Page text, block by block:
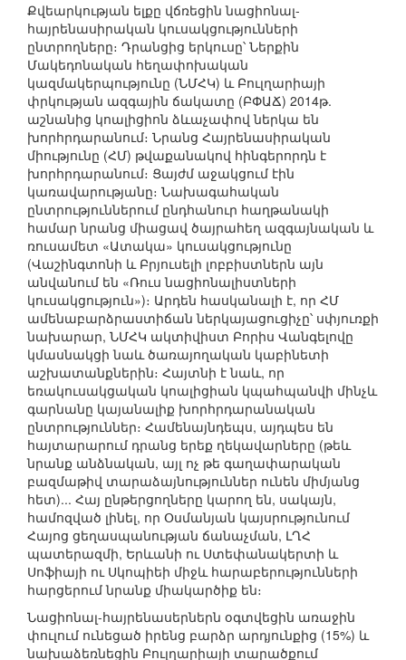
Քվեարկության ելքը վճռեցին նացիոնալ-
հայրենասիրական կուսակցությունների
ընտրողները։ Դրանցից երկուսը՝ Ներքին
Մակեդոնական հեղափոխական
կազմակերպությունը (ՆՄՀԿ) և Բուլղարիայի
փրկության ազգային ճակատը (ԲՓԱՃ) 2014թ.
աշնանից կոալիցիոն ձևաչափով ներկա են
խորհրդարանում։ Նրանց Հայրենասիրական
միությունը (ՀՄ) թվաքանակով հինգերորդն է
խորհրդարանում։ Ցայժմ աջակցում էին
կառավարությանը։ Նախագահական
ընտրություններում ընդհանուր հաղթանակի
համար նրանց միացավ ծայրահեղ ազգայնական և
ռուսամետ «Ատակա» կուսակցությունը
(Վաշինգտոնի և Բրյուսելի լոբբիստներն այն
անվանում են «Ռուս նացիոնալիստների
կուսակցություն»)։ Արդեն հասկանալի է, որ ՀՄ
ամենաբարձրաստիճան ներկայացուցիչը՝ սփյուռքի
նախարար, ՆՄՀԿ ակտիվիստ Բորիս Վանգելովը
կմասնակցի նաև ծառայողական կաբինետի
աշխատանքներին։ Հայտնի է նաև, որ
եռակուսակցական կոալիցիան կպահպանվի մինչև
գարնանը կայանալիք խորհրդարանական
ընտրություններ։ Համենայնդեպս, այդպես են
հայտարարում դրանց երեք ղեկավարները (թեև
նրանք անձնական, այլ ոչ թե գաղափարական
բազմաթիվ տարաձայնություններ ունեն միմյանց
հետ)... Հայ ընթերցողները կարող են, սակայն,
համոզված լինել, որ Օսմանյան կայսրությունում
Հայոց ցեղասպանության ճանաչման, ԼՂՀ
պատերազմի, Երևանի ու Ստեփանակերտի և
Սոֆիայի ու Սկոպիեի միջև հարաբերությունների
հարցերում նրանք միակարծիք են։
Նացիոնալ-հայրենասերներն օգտվեցին առաջին
փուլում ունեցած իրենց բարձր արդյունքից (15%) և
նախաձեռնեցին Բուլղարիայի տարածքում